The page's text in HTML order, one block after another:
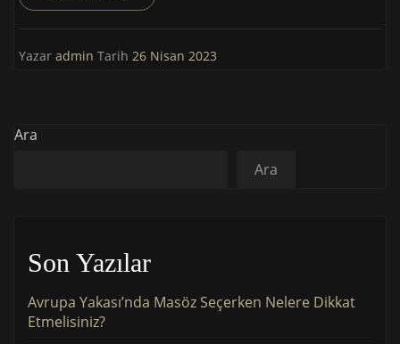
Yazar admin Tarih 26 Nisan 2023
Ara
Ara
Son Yazılar
Avrupa Yakası’nda Masöz Seçerken Nelere Dikkat
Etmelisiniz?